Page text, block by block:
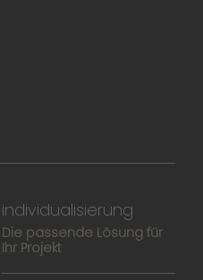
individualisierung
Die passende Lösung für
Ihr Projekt